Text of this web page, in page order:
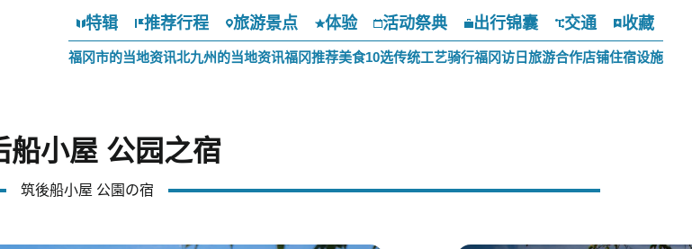
特辑 推荐行程 旅游景点 体验 活动祭典 出行锦囊 交通 收藏
福冈市的当地资讯北九州的当地资讯福冈推荐美食10选传统工艺骑行福冈访日旅游合作店铺住宿设施
船小屋 公园之宿
筑後船小屋 公園の宿